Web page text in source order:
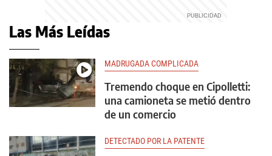
Las Más Leídas
MADRUGADA COMPLICADA
Tremendo choque en Cipolletti:
una camioneta se metió dentro
de un comercio
DETECTADO POR LA PATENTE